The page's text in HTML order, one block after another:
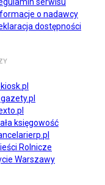
o nadawcy
dostępności
gazety.pl
księgowość
Rolnicze
Warszawy